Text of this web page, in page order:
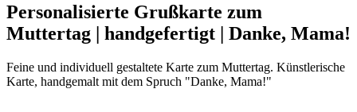
Personalisierte Grußkarte zum
Muttertag | handgefertigt | Danke, Mama!
Feine und individuell gestaltete Karte zum Muttertag. Künstlerische
Karte, handgemalt mit dem Spruch "Danke, Mama!"